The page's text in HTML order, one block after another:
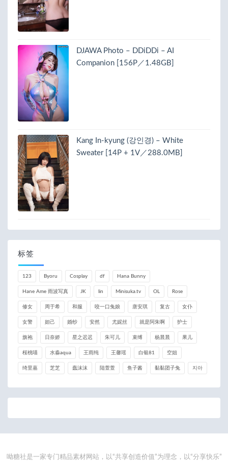
DJAWA Photo – DDiDDi – AI
Companion [156P／1.48GB]
Kang In-kyung (강인경) – White
Sweater [14P + 1V／288.0MB]
标签
123 Byoru Cosplay df Hana Bunny
Hane Ame 雨波写真 JK lin Minisuka.tv OL Rose
修女 周于希 和服 咬一口兔娘 唐安琪 复古 女仆
女警 妲己 婚纱 安然 尤妮丝 就是阿朱啊 护士
旗袍 日奈娇 星之迟迟 朱可儿 束缚 杨晨晨 果儿
桜桃喵 水淼aqua 王雨纯 王馨瑶 白银81 空姐
绮里嘉 芝芝 蠢沫沫 陆萱萱 鱼子酱 黏黏团子兔 지아
呦糖社是一家专门精品素材网站，以“共享创造价值”为理念，以“分享快乐”